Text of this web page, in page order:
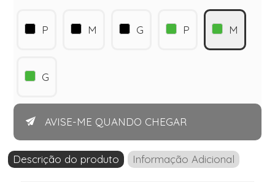
P M G P M
G
AVISE-ME QUANDO CHEGAR
Descrição do produto Informação Adicional